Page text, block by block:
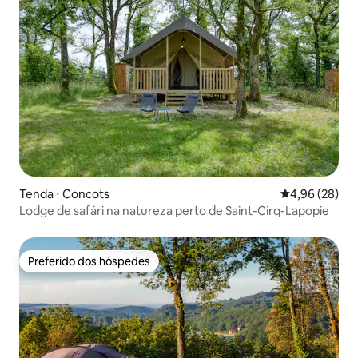
Tenda ⋅ Concots 4,96 de uma
4,96 (28)
Lodge de safári na natureza perto de Saint-Cirq-Lapopie
Preferido dos hóspedes
Preferido dos hóspedes